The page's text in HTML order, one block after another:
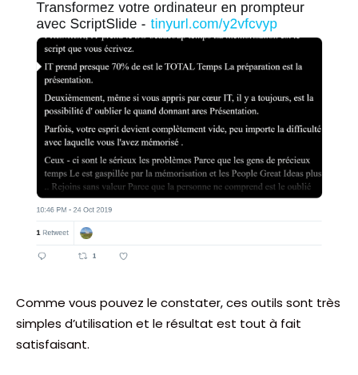
Comme vous pouvez le constater, ces outils sont très
simples d’utilisation et le résultat est tout à fait
satisfaisant.